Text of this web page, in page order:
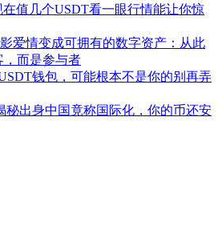
值几个USDT看一眼行情能让你惊
影爱情变成可拥有的数字资产：从此
，而是参与者
钱包，可能根本不是你的别再弄
秘出身中国竟称国际化，你的币还安